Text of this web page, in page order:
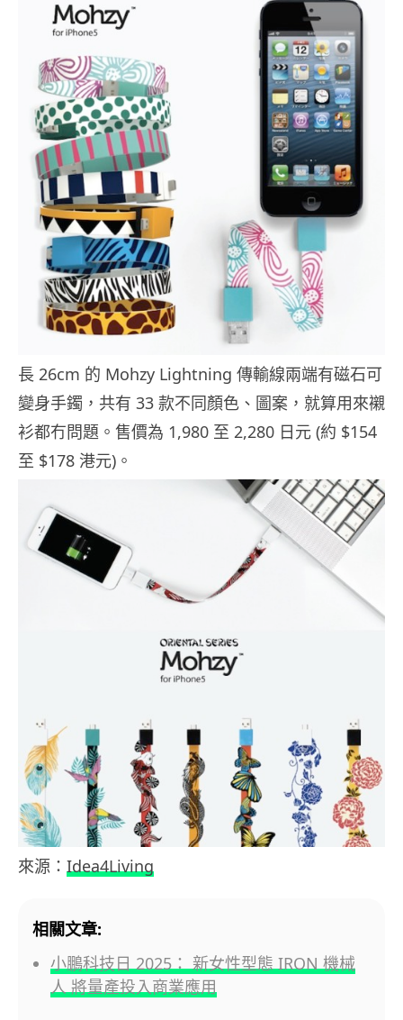
長 26cm 的 Mohzy Lightning 傳輸線兩端有磁石可
變身手鐲，共有 33 款不同顏色、圖案，就算用來襯
衫都冇問題。售價為 1,980 至 2,280 日元 (約 $154
至 $178 港元)。
來源： Idea4Living
相關文章:
小鵬科技日 2025： 新女性型態 IRON 機械
人 將量產投入商業應用